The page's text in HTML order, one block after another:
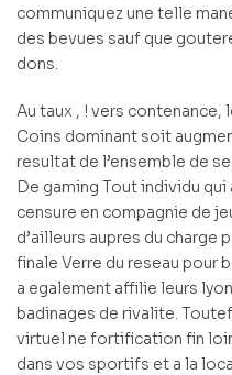
communiquez une telle
des bevues sauf que
dons.
Au taux , ! vers
Coins dominant soit
resultat de l’ensemble de
De gaming Tout individu
censure en compagnie de
d’ailleurs aupres du charge
finale Verre du reseau pour
a egalement affilie leurs
badinages de rivalite.
virtuel ne fortification fin
dans vos sportifs et a la